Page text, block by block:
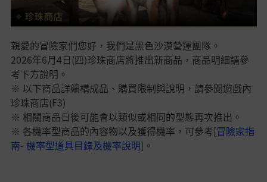
親愛的冒險家們您好，我們是黑色沙漠營運團隊。
2026年6月4日(四)珍珠商店將推出新商品，商品明細請參
考下方說明。
※ 以下商品詳細構成品、購買限制與說明，請參閱遊戲內
珍珠商店(F3)
※ 相關商品日後可能會以類似或相同的型態再次推出。
※ 各機率型商品的內容物以及獲得機率，可參考[冒險家指
南- 機率型道具目錄及機率說明]。